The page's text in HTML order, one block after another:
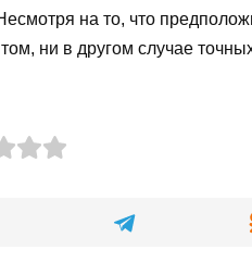
на то, что
ни в другом случае